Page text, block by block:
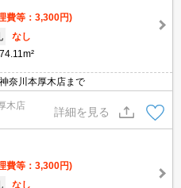
費等：3,300円)
なし
74.11m²
奈川本厚木店まで
木店
詳細を見る
費等：3,300円)
なし